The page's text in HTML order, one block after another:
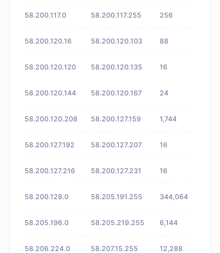
58.200.117.0 58.200.117.255 256
58.200.120.16 58.200.120.103 88
58.200.120.120 58.200.120.135 16
58.200.120.144 58.200.120.167 24
58.200.120.208 58.200.127.159 1,744
58.200.127.192 58.200.127.207 16
58.200.127.216 58.200.127.231 16
58.200.128.0 58.205.191.255 344,064
58.205.196.0 58.205.219.255 6,144
58.206.224.0 58.207.15.255 12,288